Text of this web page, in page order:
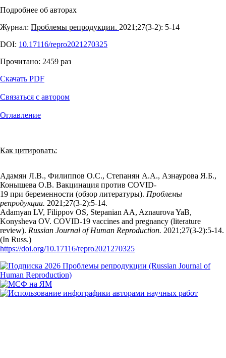
Подробнее об авторах
Журнал: Проблемы репродукции. 2021;27(3‑2): 5‑14
DOI: 10.17116/repro2021270325
Прочитано: 2459 раз
Скачать PDF
Связаться с автором
Оглавление
Как цитировать:
Адамян Л.В., Филиппов О.С., Степанян А.А., Азнаурова Я.Б.,
Конышева О.В. Вакцинация против COVID-
19 при беременности (обзор литературы). Проблемы
репродукции. 2021;27(3‑2):5‑14.
Adamyan LV, Filippov OS, Stepanian AA, Aznaurova YaB,
Konysheva OV. COVID-19 vaccines and pregnancy (literature
review). Russian Journal of Human Reproduction. 2021;27(3‑2):5‑14.
(In Russ.)
https://doi.org/10.17116/repro2021270325